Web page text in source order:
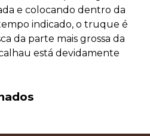
e colocando dentro da
indicado, o truque é
da parte mais grossa da
está devidamente